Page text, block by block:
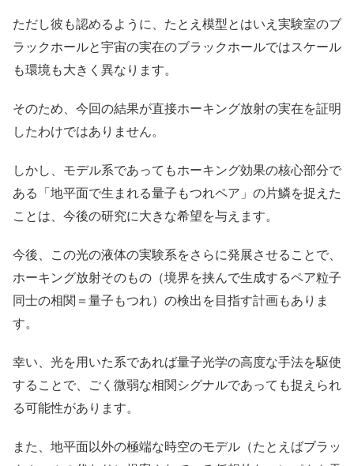
ただし彼も認めるように、たとえ模型とはいえ実験室のブ
ラックホールと宇宙の実在のブラックホールではスケール
も環境も大きく異なります。
そのため、今回の結果が直接ホーキング放射の実在を証明
したわけではありません。
しかし、モデル系であってもホーキング効果の核心部分で
ある「地平面で生まれる量子もつれペア」の片鱗を捉えた
ことは、今後の研究に大きな希望を与えます。
今後、この光の液体の実験系をさらに発展させることで、
ホーキング放射そのもの（境界を挟んで生成するペア粒子
同士の相関＝量子もつれ）の検出を目指す計画もありま
す。
幸い、光を用いた系であれば量子光学の高度な手法を駆使
することで、ごく微弱な相関シグナルであっても捉えられ
る可能性があります。
また、地平面以外の極端な時空のモデル（たとえばブラッ